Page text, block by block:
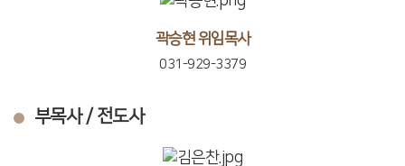
곽승현 위임목사
031-929-3379
부목사 / 전도사